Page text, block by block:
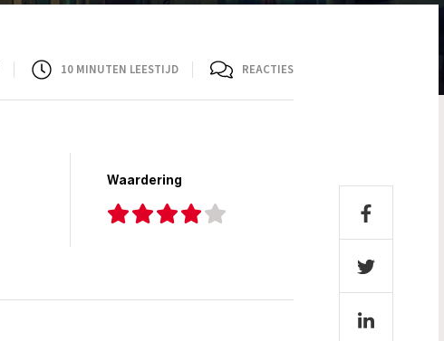
10 MINUTEN LEESTIJD REACTIES
Waardering